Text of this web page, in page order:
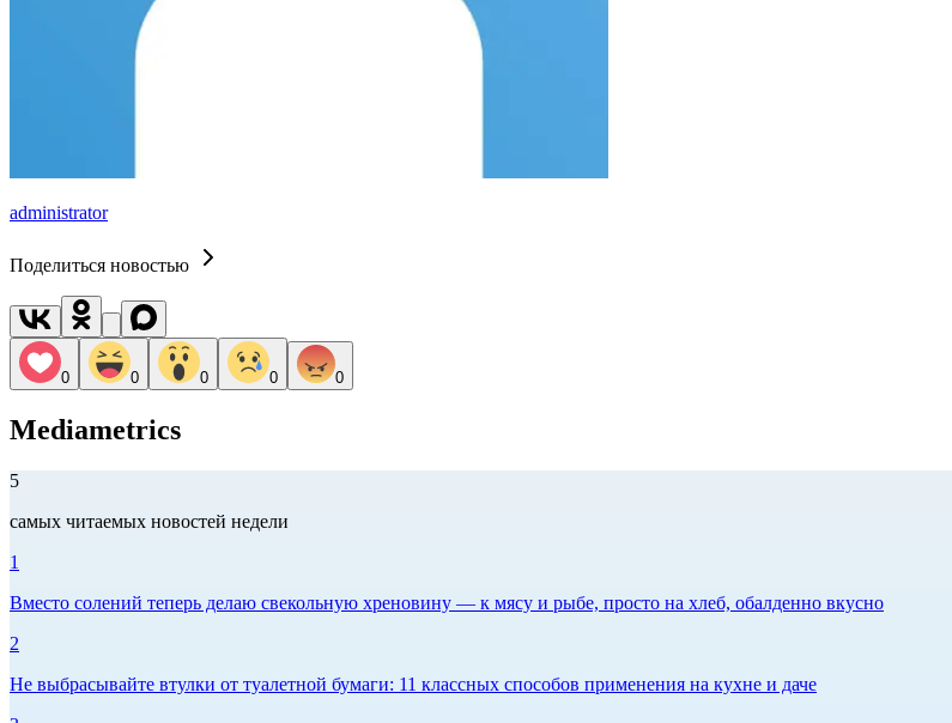
administrator
Поделиться новостью
0 0 0 0 0
Mediametrics
5
самых читаемых новостей недели
1
Вместо солений теперь делаю свекольную хреновину — к мясу и рыбе, просто на хлеб, обалденно вкусно
2
Не выбрасывайте втулки от туалетной бумаги: 11 классных способов применения на кухне и даче